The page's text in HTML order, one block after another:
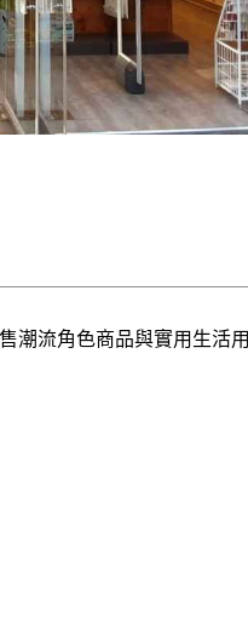
潮流角色商品與實用生活